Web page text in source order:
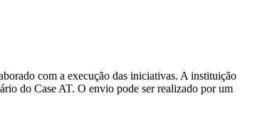
com a execução das iniciativas. A instituição
do Case AT. O envio pode ser realizado por um